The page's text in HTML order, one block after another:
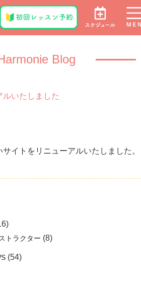
Blog
いたしました
イトをリニューアルいたしました。
トラクター (8)
(54)